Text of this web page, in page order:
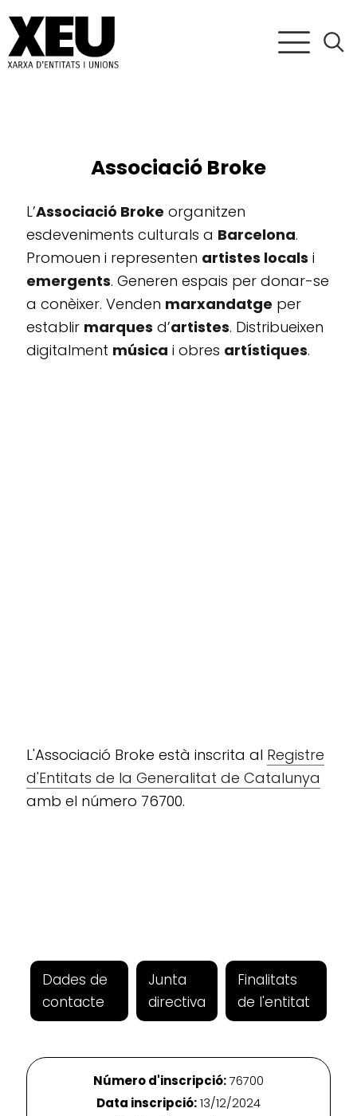
Associació Broke
L’Associació Broke organitzen
esdeveniments culturals a Barcelona.
Promouen i representen artistes locals i
emergents. Generen espais per donar-se
a conèixer. Venden marxandatge per
establir marques d’artistes. Distribueixen
digitalment música i obres artístiques.
L'Associació Broke està inscrita al Registre
d'Entitats de la Generalitat de Catalunya
amb el número 76700.
Dades de
contacte
Junta
directiva
Finalitats
de l'entitat
Número d'inscripció:76700
Data inscripció:13/12/2024